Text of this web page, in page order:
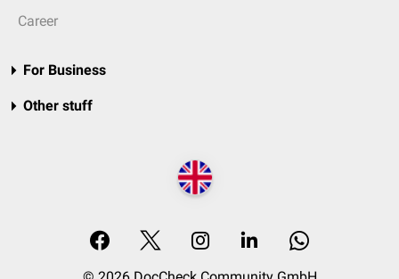
Career
For Business
Other stuff